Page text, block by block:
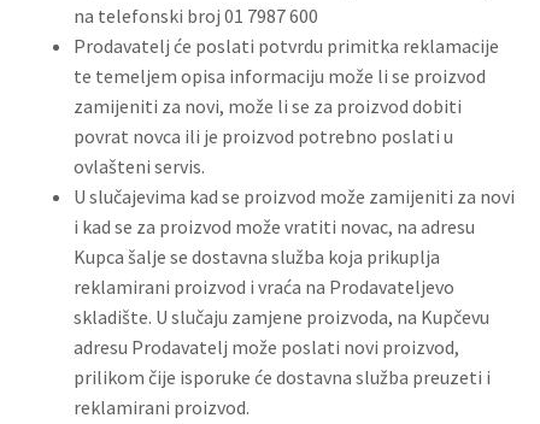
na telefonski broj 01 7987 600
Prodavatelj će poslati potvrdu primitka reklamacije
te temeljem opisa informaciju može li se proizvod
zamijeniti za novi, može li se za proizvod dobiti
povrat novca ili je proizvod potrebno poslati u
ovlašteni servis.
U slučajevima kad se proizvod može zamijeniti za novi
i kad se za proizvod može vratiti novac, na adresu
Kupca šalje se dostavna služba koja prikuplja
reklamirani proizvod i vraća na Prodavateljevo
skladište. U slučaju zamjene proizvoda, na Kupčevu
adresu Prodavatelj može poslati novi proizvod,
prilikom čije isporuke će dostavna služba preuzeti i
reklamirani proizvod.